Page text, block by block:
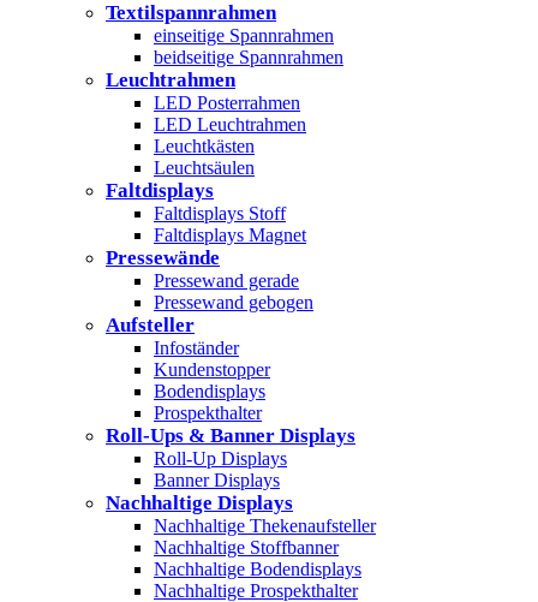
Textilspannrahmen
einseitige Spannrahmen
beidseitige Spannrahmen
Leuchtrahmen
LED Posterrahmen
LED Leuchtrahmen
Leuchtkästen
Leuchtsäulen
Faltdisplays
Faltdisplays Stoff
Faltdisplays Magnet
Pressewände
Pressewand gerade
Pressewand gebogen
Aufsteller
Infoständer
Kundenstopper
Bodendisplays
Prospekthalter
Roll-Ups & Banner Displays
Roll-Up Displays
Banner Displays
Nachhaltige Displays
Nachhaltige Thekenaufsteller
Nachhaltige Stoffbanner
Nachhaltige Bodendisplays
Nachhaltige Prospekthalter